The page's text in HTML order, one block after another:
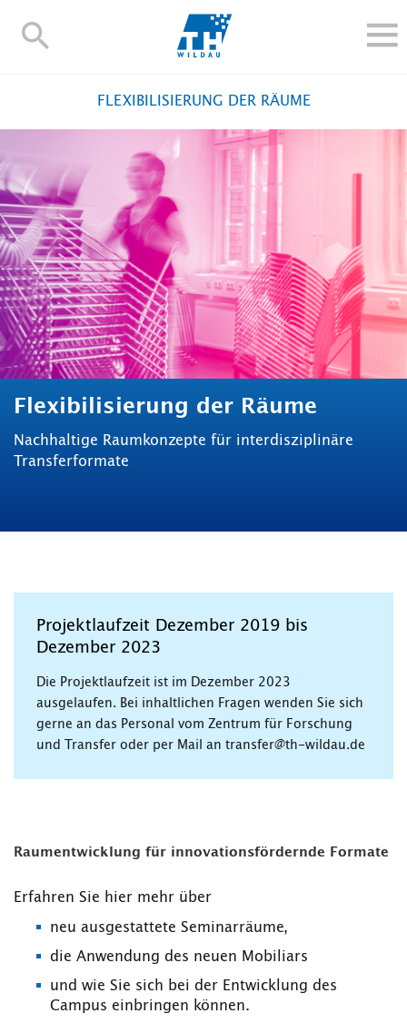
TH-
FORSCHUNG UND TRANSFER
ALUMNI
HOCHSCHULE
INTERNATIONAL
BESCHÄFTIGTE
Blogs Kontakt und Anfahrt Webmail Moodle
TH Online-Portal Personensuche English
FLEXIBILISIERUNG DER RÄUME
Flexibilisierung der Räume
Nachhaltige Raumkonzepte für interdisziplinäre
Transferformate
Projektlaufzeit Dezember 2019 bis
Dezember 2023
Die Projektlaufzeit ist im Dezember 2023
ausgelaufen. Bei inhaltlichen Fragen wenden Sie sich
gerne an das Personal vom Zentrum für Forschung
und Transfer oder per Mail an transfer@th-wildau.de
Raumentwicklung für innovationsfördernde Formate
Erfahren Sie hier mehr über
neu ausgestattete Seminarräume,
die Anwendung des neuen Mobiliars
und wie Sie sich bei der Entwicklung des
Campus einbringen können.